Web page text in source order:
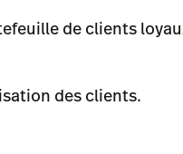
de clients
des clients.